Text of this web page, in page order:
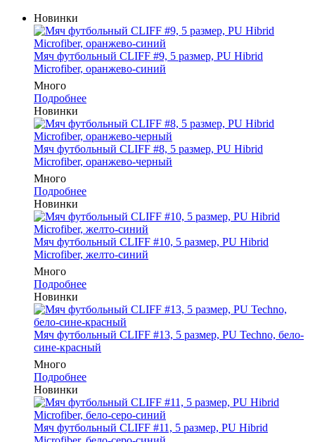
Новинки
Мяч футбольный CLIFF #9, 5 размер, PU Hibrid
Microfiber, оранжево-синий
Много
Подробнее
Новинки
Мяч футбольный CLIFF #8, 5 размер, PU Hibrid
Microfiber, оранжево-черный
Много
Подробнее
Новинки
Мяч футбольный CLIFF #10, 5 размер, PU Hibrid
Microfiber, желто-синий
Много
Подробнее
Новинки
Мяч футбольный CLIFF #13, 5 размер, PU Techno, бело-
сине-красный
Много
Подробнее
Новинки
Мяч футбольный CLIFF #11, 5 размер, PU Hibrid